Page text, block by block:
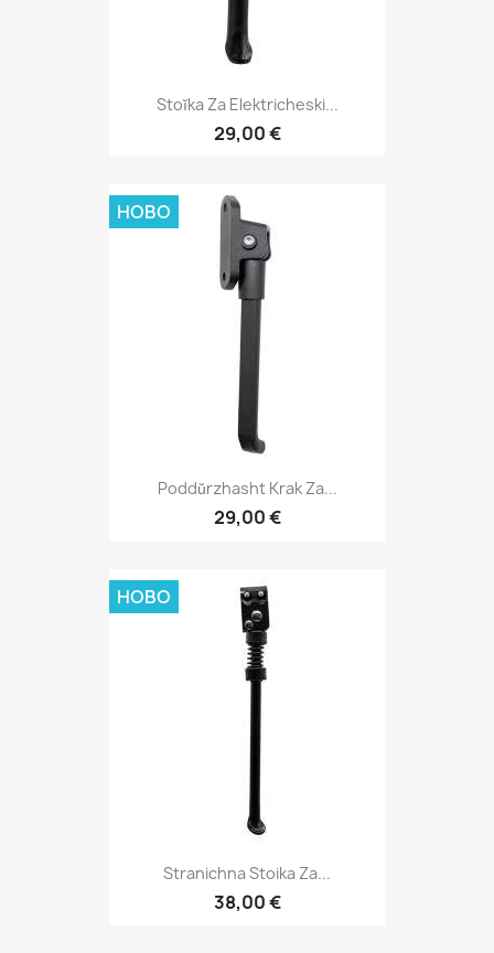
Stoĭka Za Elektricheski...
29,00 €
Poddŭrzhasht Krak Za...
29,00 €
НОВО
Stranichna Stoika Za...
38,00 €
НОВО